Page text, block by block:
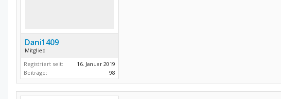
Dani1409
Mitglied
Registriert seit:
16. Januar 2019
Beiträge:
98